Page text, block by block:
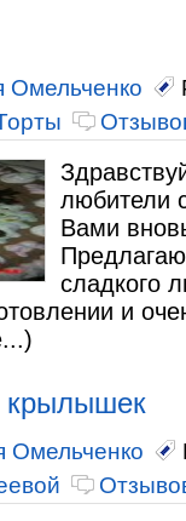
Омельченко
любители
Вами
сладкого
и
крылышек
Омельченко